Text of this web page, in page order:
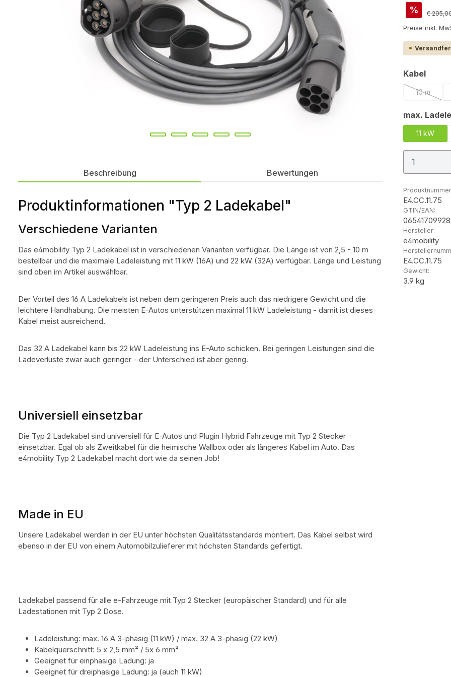
% €
Kabel
10 m
(Diese
max.
11 kW
E4.CC.11.75
GTIN/EAN:
Hersteller:
e4mobility
E4.CC.11.75
Gewicht:
3.9 kg
Beschreibung Bewertungen
Produktinformationen "Typ 2 Ladekabel"
Verschiedene Varianten
Das e4mobility Typ 2 Ladekabel ist in verschiedenen Varianten verfügbar. Die Länge ist von 2,5 - 10 m
bestellbar und die maximale Ladeleistung mit 11 kW (16A) und 22 kW (32A) verfügbar. Länge und Leistung
sind oben im Artikel auswählbar.
Der Vorteil des 16 A Ladekabels ist neben dem geringeren Preis auch das niedrigere Gewicht und die
leichtere Handhabung. Die meisten E-Autos unterstützen maximal 11 kW Ladeleistung - damit ist dieses
Kabel meist ausreichend.
Das 32 A Ladekabel kann bis 22 kW Ladeleistung ins E-Auto schicken. Bei geringen Leistungen sind die
Ladeverluste zwar auch geringer - der Unterschied ist aber gering.
Universiell einsetzbar
Die Typ 2 Ladekabel sind universiell für E-Autos und Plugin Hybrid Fahrzeuge mit Typ 2 Stecker
einsetzbar. Egal ob als Zweitkabel für die heimische Wallbox oder als längeres Kabel im Auto. Das
e4mobility Typ 2 Ladekabel macht dort wie da seinen Job!
Made in EU
Unsere Ladekabel werden in der EU unter höchsten Qualitätsstandards montiert. Das Kabel selbst wird
ebenso in der EU von einem Automobilzulieferer mit höchsten Standards gefertigt.
Ladekabel passend für alle e-Fahrzeuge mit Typ 2 Stecker (europäischer Standard) und für alle
Ladestationen mit Typ 2 Dose.
Ladeleistung: max. 16 A 3-phasig (11 kW) / max. 32 A 3-phasig (22 kW)
Kabelquerschnitt: 5 x 2,5 mm² / 5x 6 mm²
Geeignet für einphasige Ladung: ja
Geeignet für dreiphasige Ladung: ja (auch 11 kW)